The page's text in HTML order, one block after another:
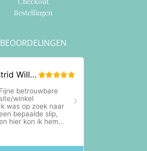
Bestellingen
BEOORDELINGEN